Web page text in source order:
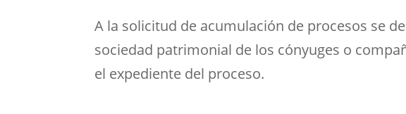
A la solicitud de acumulación de procesos se
sociedad patrimonial de los cónyuges o
el expediente del proceso.